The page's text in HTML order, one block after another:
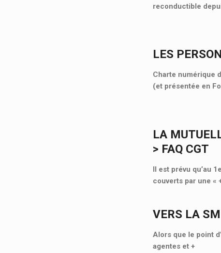
reconductible
LES
Charte numérique
(et présentée en
LA
> FAQ CGT
Il est prévu qu’au
couverts par une «
VERS LA
Alors que le point
agentes et +